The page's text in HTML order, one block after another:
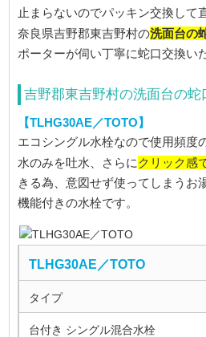
止まらないのでパッキン交換して
奈良県吉野郡東吉野村の洗面台の
ポーターが伺い丁寧に蛇口交換い
吉野郡東吉野村の洗面台の
【TLHG30AE／TOTO】
エコシングル水栓なので使用頻度
水のみを吐水、さらに クリック感
きる為、意図せず使ってしまうお
機能付きの水栓です。
TLHG30AE／TOTO
タイプ
台付き シングル混合水栓